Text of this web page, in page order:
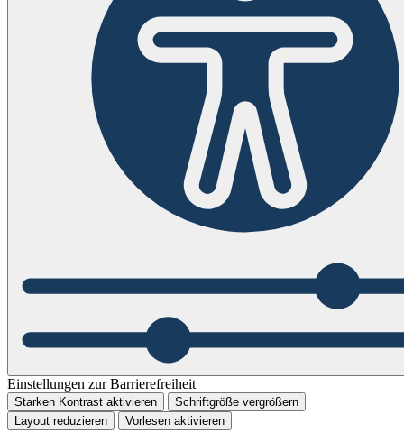
Einstellungen zur Barrierefreiheit
Starken Kontrast aktivieren
Schriftgröße vergrößern
Layout reduzieren
Vorlesen aktivieren